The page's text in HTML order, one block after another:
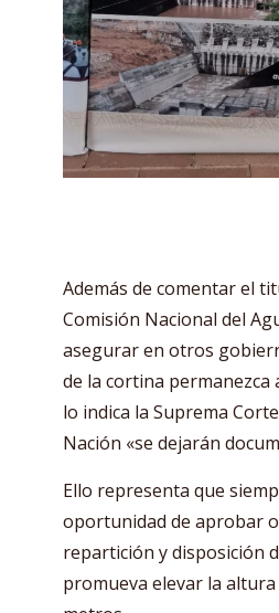
Además de comentar el
Comisión Nacional del
asegurar en otros
de la cortina permanezca
lo indica la Suprema
Nación «se dejarán
Ello representa que
oportunidad de aprobar
repartición y disposición
promueva elevar la